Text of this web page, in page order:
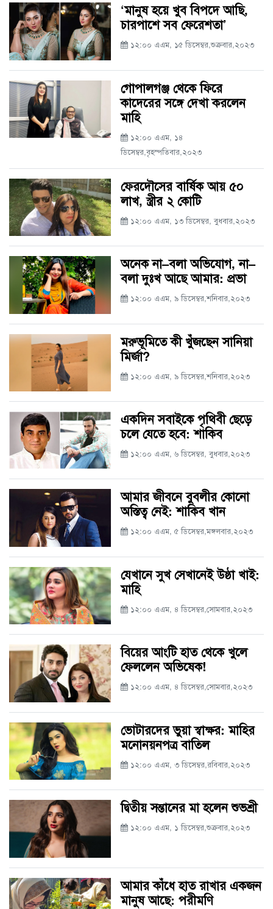
‘মানুষ হয়ে খুব বিপদে আছি,
চারপাশে সব ফেরেশতা’
১২:০০ এএম, ১৫ ডিসেম্বর,শুক্রবার,২০২৩
গোপালগঞ্জ থেকে ফিরে
কাদেরের সঙ্গে দেখা করলেন
মাহি
১২:০০ এএম, ১৪
ডিসেম্বর,বৃহস্পতিবার,২০২৩
ফেরদৌসের বার্ষিক আয় ৫০
লাখ, স্ত্রীর ২ কোটি
১২:০০ এএম, ১৩ ডিসেম্বর, বুধবার,২০২৩
অনেক না–বলা অভিযোগ, না–
বলা দুঃখ আছে আমার: প্রভা
১২:০০ এএম, ৯ ডিসেম্বর,শনিবার,২০২৩
মরুভূমিতে কী খুঁজছেন সানিয়া
মির্জা?
১২:০০ এএম, ৯ ডিসেম্বর,শনিবার,২০২৩
একদিন সবাইকে পৃথিবী ছেড়ে
চলে যেতে হবে: শাকিব
১২:০০ এএম, ৬ ডিসেম্বর, বুধবার,২০২৩
আমার জীবনে বুবলীর কোনো
অস্তিত্ব নেই: শাকিব খান
১২:০০ এএম, ৫ ডিসেম্বর,মঙ্গলবার,২০২৩
যেখানে সুখ সেখানেই উষ্ঠা খাই:
মাহি
১২:০০ এএম, ৪ ডিসেম্বর,সোমবার,২০২৩
বিয়ের আংটি হাত থেকে খুলে
ফেললেন অভিষেক!
১২:০০ এএম, ৪ ডিসেম্বর,সোমবার,২০২৩
ভোটারদের ভুয়া স্বাক্ষর: মাহির
মনোনয়নপত্র বাতিল
১২:০০ এএম, ৩ ডিসেম্বর,রবিবার,২০২৩
দ্বিতীয় সন্তানের মা হলেন শুভশ্রী
১২:০০ এএম, ১ ডিসেম্বর,শুক্রবার,২০২৩
আমার কাঁধে হাত রাখার একজন
মানুষ আছে: পরীমণি